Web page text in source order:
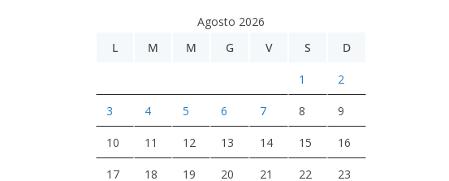
Agosto 2026
L
M M G V S D
1 2
3 4 5 6 7 8 9
10 11 12 13 14 15 16
17 18 19 20 21 22 23